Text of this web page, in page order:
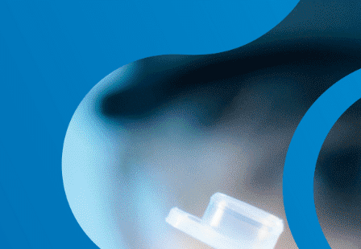
Exporter uniquement les colonnes affichées
Outils réalisés par la SFNCM
Outils labellisés par la SFNCM
Référentiels
Une question, une fiche
Pratiques en nutrition
Affiches contre la dénutrition
Evaluation des Pratiques Professionnelles